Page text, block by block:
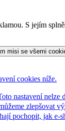
S jejím
misi se všemi
cookies níže.
nastavení nelze
zlepšovat
pochopit, jak e-